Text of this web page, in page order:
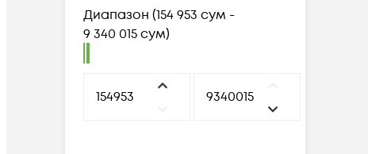
Диапазон (154 953 сум -
9 340 015 сум)